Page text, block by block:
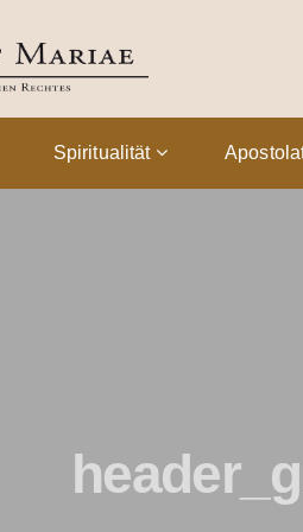
Spiritualität